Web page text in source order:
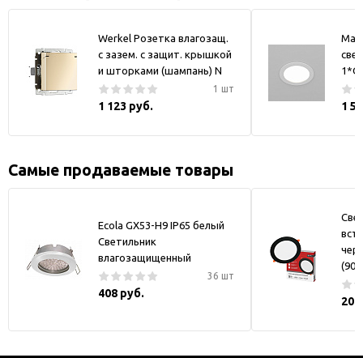
Werkel Розетка влагозащ.
с зазем. с защит. крышкой
и шторками (шампань) N
1 шт
1 123 руб. 1
Самые продаваемые товары
Ecola GX53-H9 IP65 белый
Светильник
влагозащищенный
36 шт
408 руб.
(90)